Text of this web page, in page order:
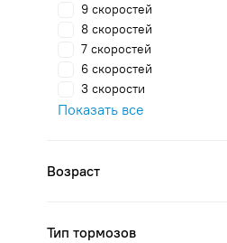
9 скоростей
8 скоростей
7 скоростей
6 скоростей
3 скорости
Показать все
Возраст
Тип тормозов